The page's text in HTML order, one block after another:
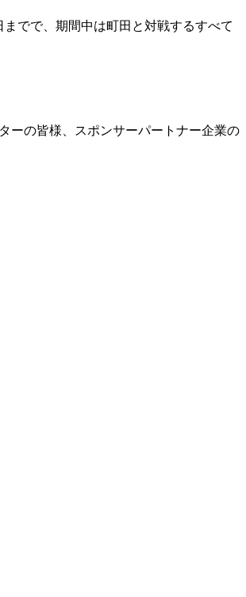
でで、期間中は町田と対戦するすべて
ーの皆様、スポンサーパートナー企業の